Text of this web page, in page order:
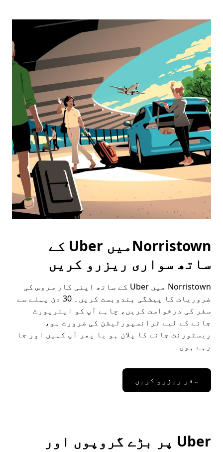
Norristownمیں Uber کے
ساتھ سواری ریزرو کریں
Norristown میں Uber کے ساتھ اپنی کار سروس کی
ضروریات کا پیشگی بندوبست کریں۔ 30 دن پہلے سے
سفر کی درخواست کریں، چاہے آپ کو ایئرپورٹ
جانے کے لیے ٹرانسپورٹیشن کی ضرورت ہو،
ریسٹورنٹ جانے کا پلان ہو یا پھر آپ کہیں اور جا
رہے ہوں۔
سفر ریزرو کریں
Uber پر بڑے گروپوں اور